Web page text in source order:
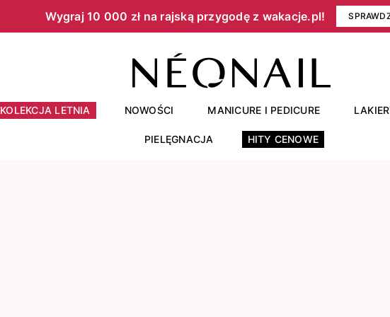
Wygraj 10 000 zł na rajską przygodę z wakacje.pl!​
KOLEKCJA LETNIA NOWOŚCI MANICURE I PEDICURE
PIELĘGNACJA HITY CENOWE